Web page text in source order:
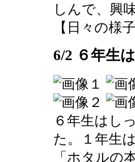
しんで、興
【日々の様
6/2 ６年生
６年生はし
た。１年生
「ホタルの